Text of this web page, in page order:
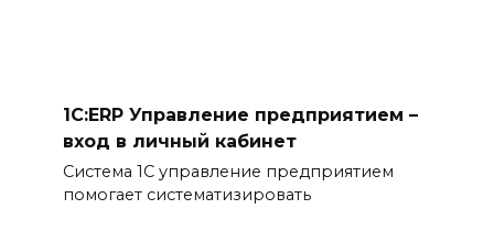
1С:ERP Управление предприятием –
вход в личный кабинет
Система 1С управление предприятием
помогает систематизировать